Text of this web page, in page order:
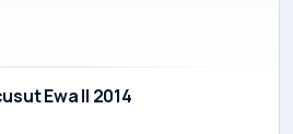
Ewa II 2014